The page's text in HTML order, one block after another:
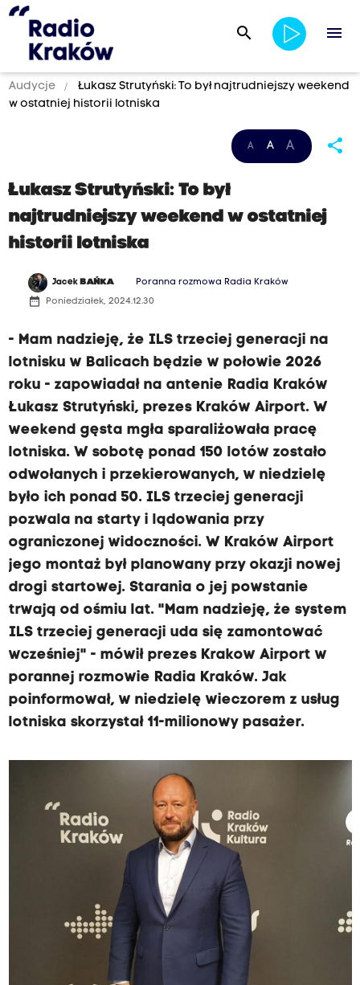
search menu
Audycje
Łukasz Strutyński: To był najtrudniejszy weekend
w ostatniej historii lotniska
A A A share
Łukasz Strutyński: To był
najtrudniejszy weekend w ostatniej
historii lotniska
Jacek BAŃKA Poranna rozmowa Radia Kraków
date_range Poniedziałek, 2024.12.30
- Mam nadzieję, że ILS trzeciej generacji na
lotnisku w Balicach będzie w połowie 2026
roku - zapowiadał na antenie Radia Kraków
Łukasz Strutyński, prezes Kraków Airport. W
weekend gęsta mgła sparaliżowała pracę
lotniska. W sobotę ponad 150 lotów zostało
odwołanych i przekierowanych, w niedzielę
było ich ponad 50. ILS trzeciej generacji
pozwala na starty i lądowania przy
ograniczonej widoczności. W Kraków Airport
jego montaż był planowany przy okazji nowej
drogi startowej. Starania o jej powstanie
trwają od ośmiu lat. "Mam nadzieję, że system
ILS trzeciej generacji uda się zamontować
wcześniej" - mówił prezes Krakow Airport w
porannej rozmowie Radia Kraków. Jak
poinformował, w niedzielę wieczorem z usług
lotniska skorzystał 11-milionowy pasażer.